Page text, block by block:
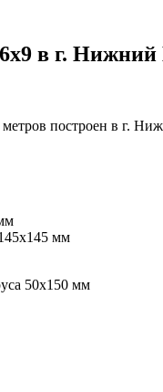
в г.
метров построен в г.
мм
50х150 мм